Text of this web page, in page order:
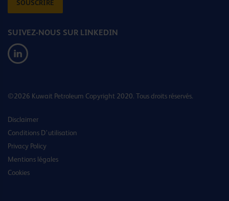
SOUSCRIRE
SUIVEZ-NOUS SUR LINKEDIN
©2026 Kuwait Petroleum Copyright 2020. Tous droits réservés.
Disclaimer
Conditions D’utilisation
Privacy Policy
Mentions légales
Cookies